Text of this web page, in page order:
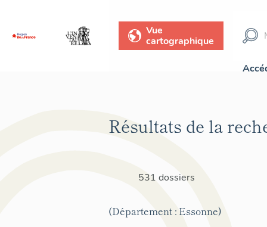
Vue
cartographique
Résultats de la
531 dossiers
(Département : Essonne)